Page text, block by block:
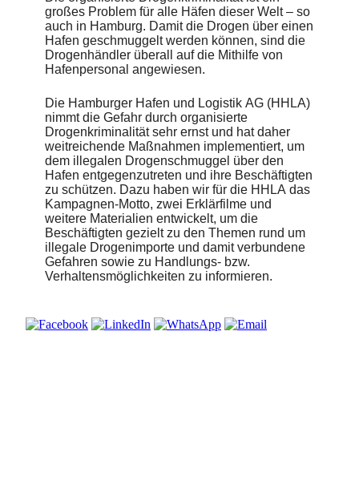
großes Problem für alle Häfen dieser Welt – so
auch in Hamburg. Damit die Drogen über einen
Hafen geschmuggelt werden können, sind die
Drogenhändler überall auf die Mithilfe von
Hafenpersonal angewiesen.
Die Hamburger Hafen und Logistik AG (HHLA)
nimmt die Gefahr durch organisierte
Drogenkriminalität sehr ernst und hat daher
weitreichende Maßnahmen implementiert, um
dem illegalen Drogenschmuggel über den
Hafen entgegenzutreten und ihre Beschäftigten
zu schützen. Dazu haben wir für die HHLA das
Kampagnen-Motto, zwei Erklärfilme und
weitere Materialien entwickelt, um die
Beschäftigten gezielt zu den Themen rund um
illegale Drogenimporte und damit verbundene
Gefahren sowie zu Handlungs- bzw.
Verhaltensmöglichkeiten zu informieren.